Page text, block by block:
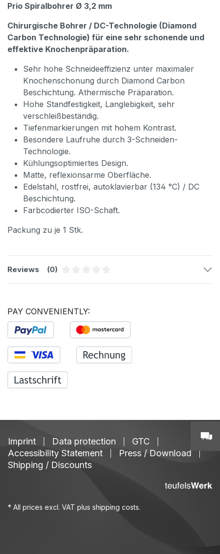
Prio Spiralbohrer Ø 3,2 mm
Chirurgische Bohrer / DC-Technologie (Diamond
Carbon Technologie) für eine sehr schonende und
effektive Knochenpräparation.
Sehr hohe Schneideeffizienz unter maximaler
Knochenschonung durch Diamond Carbon
Beschichtung. Athermische Präparation.
Hohe Standfestigkeit, Langlebigkeit, sehr
verschleißbeständig.
Tiefenmarkierungen mit hohem Kontrast.
Besondere Laufruhe durch 3-Schneiden-
Technologie.
Kühlungsoptimiertes Design.
Matte, reflexionsarme Oberfläche.
Edelstahl, rostfrei, autoklavierbar (134 °C) / DC
Beschichtung.
Farbcodierter ISO-Schaft.
Packung zu je 1 Stk.
Reviews
(0)
PAY CONVENIENTLY:
Imprint Data protection
GTC
Accessibility Statement
Press / Download
Shipping / Discounts
* All prices excl. VAT plus shipping costs.